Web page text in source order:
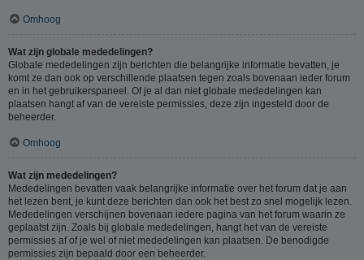
Omhoog
Wat zijn globale mededelingen?
Globale mededelingen zijn berichten die belangrijke informatie bevatten, je
komt ze dan ook op verschillende plaatsen tegen zoals bovenaan ieder forum
en in het gebruikerspaneel. Of je al dan niet globale mededelingen kan
plaatsen hangt af van de vereiste permissies, deze zijn ingesteld door de
beheerder.
Omhoog
Wat zijn mededelingen?
Mededelingen bevatten vaak belangrijke informatie over het forum dat je aan
het lezen bent, je kunt deze berichten dan ook het best zo snel mogelijk lezen.
Mededelingen verschijnen bovenaan iedere pagina van het forum waarin ze
geplaatst zijn. Zoals bij globale mededelingen, hangt het van de vereiste
permissies af of je wel of niet mededelingen kan plaatsen. De benodigde
permissies zijn bepaald door een beheerder.